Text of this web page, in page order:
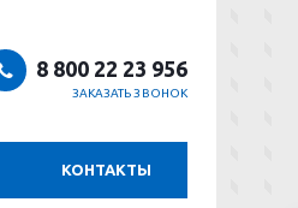
8 800 22 23 956
ЗАКАЗАТЬ ЗВОНОК
КОНТАКТЫ